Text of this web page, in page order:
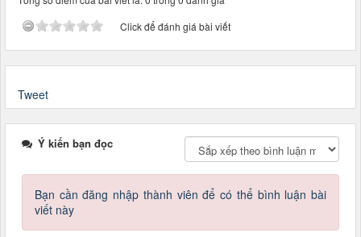
Click để đánh giá bài viết
Tweet
Ý kiến bạn đọc
Bạn cần đăng nhập thành viên để có thể bình luận bài
viết này